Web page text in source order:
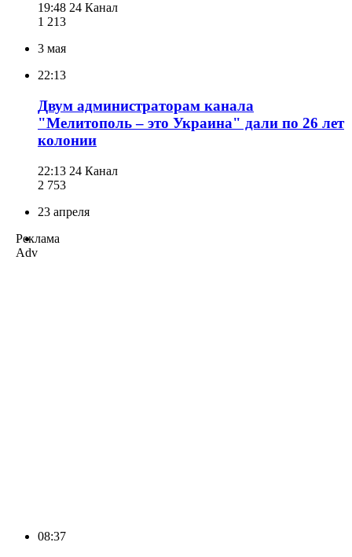
19:48 24 Канал
1 213
3 мая
22:13
Двум администраторам канала
"Мелитополь – это Украина" дали по 26 лет
колонии
22:13 24 Канал
2 753
23 апреля
Реклама
Adv
08:37